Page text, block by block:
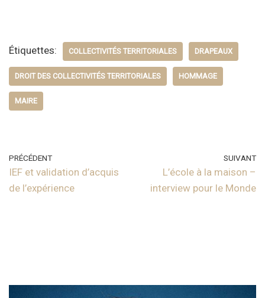
Étiquettes: COLLECTIVITÉS TERRITORIALES DRAPEAUX
DROIT DES COLLECTIVITÉS TERRITORIALES HOMMAGE
MAIRE
PRÉCÉDENT
IEF et validation d’acquis
de l’expérience
SUIVANT
L’école à la maison –
interview pour le Monde